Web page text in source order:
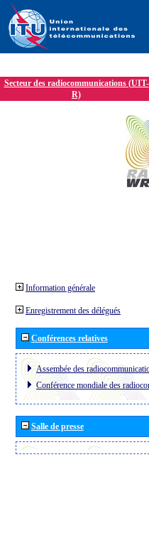
Secteur des radiocommunications (UIT-
R)
Information générale
Enregistrement des délégués
Conférences relatives
Assembée des
Conférence mondiale des
Salle de presse